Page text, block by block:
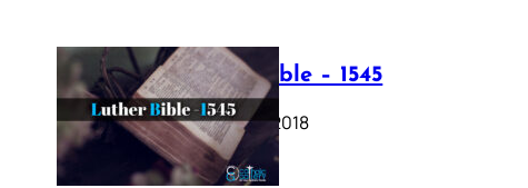
Luther Bible – 1545
October 17, 2018